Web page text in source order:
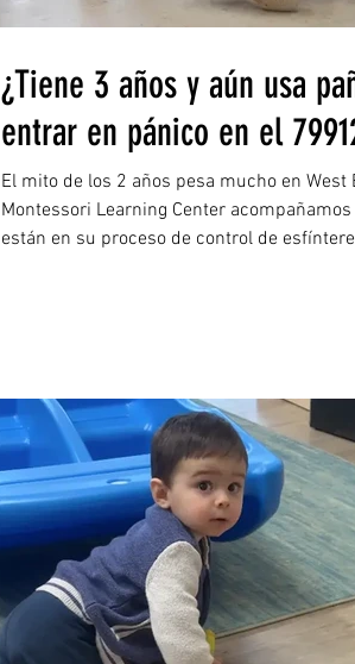
¿Tiene 3 años y aún usa
entrar en pánico en el
El mito de los 2 años pesa mucho en West
Montessori Learning Center
están en su proceso de control de